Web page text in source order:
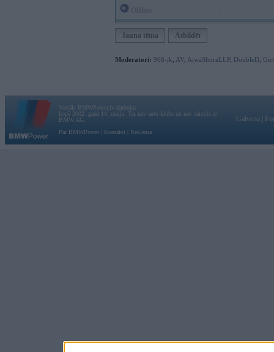
Jauna tēma Atbildēt
Moderatori: 968-jk AV AiwaShuraLLP, DoubleD
Vortāls BMWPower.lv darbojas
kopš 2002. gada 14. maija. Tas nav auto klubs un nav saistīts ar
BMW AG.
Par BMWPower
Kontakti Reklāma
Galvena